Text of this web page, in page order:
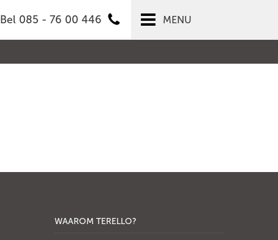
Bel 085 - 76 00 446 MENU
WAAROM TERELLO?